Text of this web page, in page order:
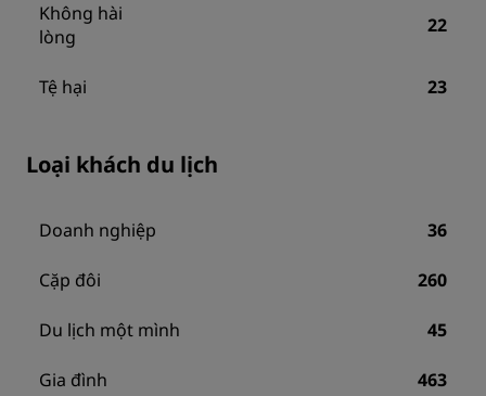
Không hài
lòng
22
Tệ hại 23
Loại khách du lịch
Doanh nghiệp 36
Cặp đôi 260
Du lịch một mình 45
Gia đình 463